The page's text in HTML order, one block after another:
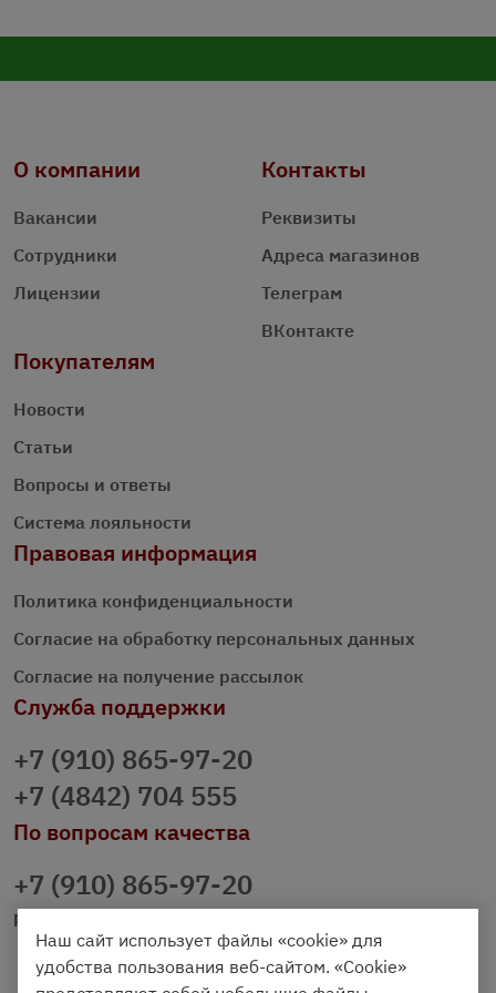
О компании
Вакансии
Сотрудники
Лицензии
Контакты
Реквизиты
Адреса магазинов
Телеграм
ВКонтакте
Покупателям
Новости
Статьи
Вопросы и ответы
Система лояльности
Правовая информация
Политика конфиденциальности
Согласие на обработку персональных данных
Согласие на получение рассылок
Служба поддержки
+7 (910) 865-97-20
+7 (4842) 704 555
По вопросам качества
+7 (910) 865-97-20
prazdnichniy40@palmi.ru
Наш сайт использует файлы «cookie» для
удобства пользования веб-сайтом. «Cookie»